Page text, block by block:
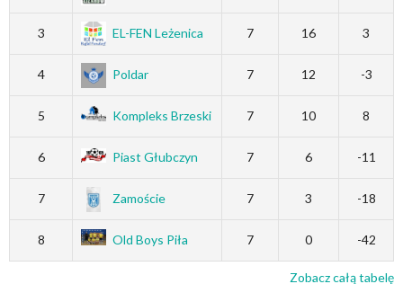
3 EL-FEN Leżenica 7 16 3
4 Poldar 7 12 -3
5 Kompleks Brzeski 7 10 8
6 Piast Głubczyn 7 6 -11
7 Zamoście 7 3 -18
8 Old Boys Piła 7 0 -42
Zobacz całą tabelę